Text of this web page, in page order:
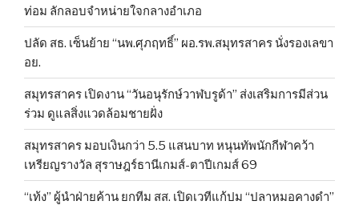
ท่อม ลักลอบจำหน่ายใจกลางอำเภอ
ปลัด สธ. เซ็นย้าย “นพ.ศุภฤทธิ์” ผอ.รพ.สมุทรสาคร นั่งรองเลขา
อย.
สมุทรสาคร เปิดงาน “วันอนุรักษ์วาฬบรูด้า” ส่งเสริมการมีส่วน
ร่วม ดูแลสิ่งแวดล้อมชายฝั่ง
สมุทรสาคร มอบเงินกว่า 5.5 แสนบาท หนุนทัพนักกีฬาคว้า
เหรียญรางวัล สุราษฎร์ธานีเกมส์-ตาปีเกมส์ 69
“เท้ง” ผู้นำฝ่ายค้าน ยกทีม สส. เปิดเวทีแก้ปม “ปลาหมอคางดำ”